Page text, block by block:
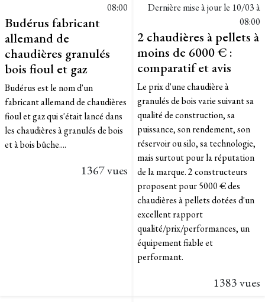
08:00
Budérus fabricant
allemand de
chaudières granulés
bois fioul et gaz
Budérus est le nom d'un
fabricant allemand de chaudières
fioul et gaz qui s'était lancé dans
les chaudières à granulés de bois
et à bois bûche....
1367 vues
Dernière mise à jour le 10/03 à
08:00
2 chaudières à pellets à
moins de 6000 € :
comparatif et avis
Le prix d'une chaudière à
granulés de bois varie suivant sa
qualité de construction, sa
puissance, son rendement, son
réservoir ou silo, sa technologie,
mais surtout pour la réputation
de la marque. 2 constructeurs
proposent pour 5000 € des
chaudières à pellets dotées d'un
excellent rapport
qualité/prix/performances, un
équipement fiable et
performant.
1383 vues